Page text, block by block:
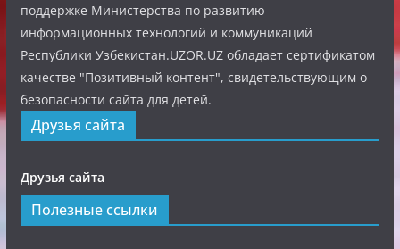
поддержке Министерства по развитию
информационных технологий и коммуникаций
Республики Узбекистан.UZOR.UZ обладает сертификатом
качестве "Позитивный контент", свидетельствующим о
безопасности сайта для детей.
Друзья сайта
Друзья сайта
Полезные ссылки